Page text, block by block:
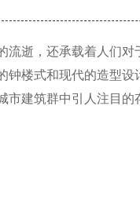
逝，还承载着人们
楼式和现代的造型
市建筑群中引人注目的